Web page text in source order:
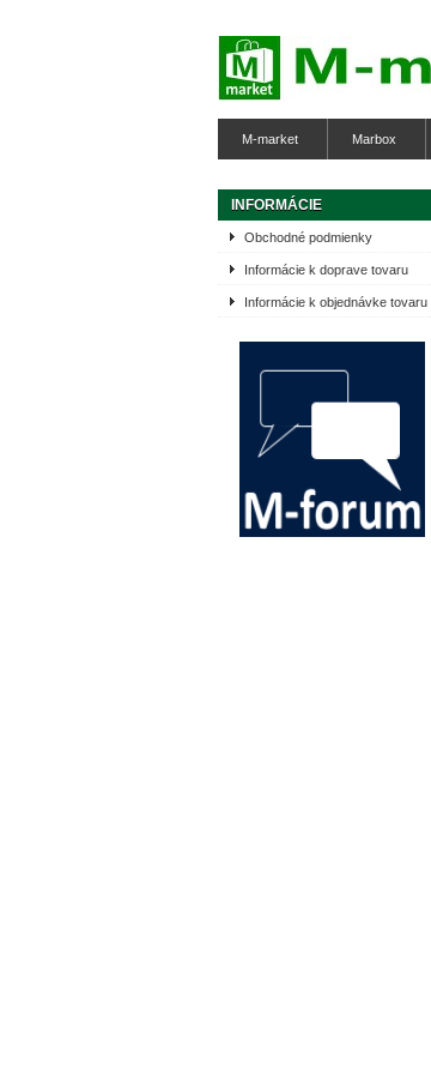
M-market Marbox
INFORMÁCIE
Obchodné podmienky
Informácie k doprave tovaru
Informácie k objednávke tovaru